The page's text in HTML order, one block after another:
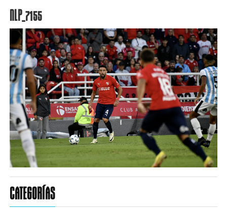
NLP_7155
CATEGORÍAS